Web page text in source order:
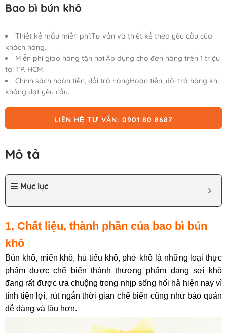
Bao bì bún khô
Thiết kế mẫu miễn phí:Tư vấn và thiết kế theo yêu cầu của
khách hàng.
Miễn phí giao hàng tận nơi:Áp dụng cho đơn hàng trên 1 triệu
tại TP. HCM.
Chính sách hoàn tiền, đổi trả hàngHoàn tiền, đổi trả hàng khi
không đạt yêu cầu.
LIÊN HỆ TƯ VẤN: 0901 80 8687
Mô tả
Mục lục
1. Chất liệu, thành phần của bao bì bún
khô
Bún khô, miến khô, hủ tiếu khô, phở khô là những loại thực
phẩm được chế biến thành thương phẩm dạng sợi khô
đang rất được ưa chuộng trong nhịp sống hối hả hiện nay vì
tính tiện lợi, rút ngắn thời gian chế biến cũng như bảo quản
dễ dàng và lâu hơn.